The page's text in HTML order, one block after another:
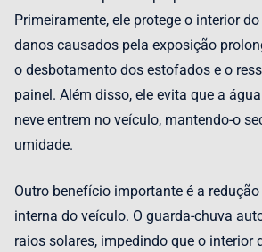
Primeiramente, ele protege o interior
danos causados pela exposição
o desbotamento dos estofados e o
painel. Além disso, ele evita que a
neve entrem no veículo, mantendo-o
umidade.
Outro benefício importante é a
interna do veículo. O guarda-chuva
raios solares, impedindo que o interior